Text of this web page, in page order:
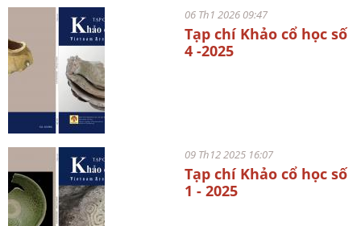
06 Th1 2026 09:47
Tạp chí Khảo cổ học số
4 -2025
09 Th12 2025 16:07
Tạp chí Khảo cổ học số
1 - 2025